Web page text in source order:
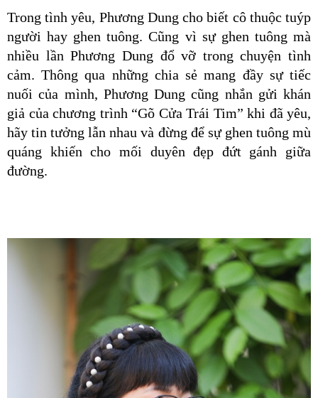
Trong tình yêu, Phương Dung cho biết cô thuộc tuýp
người hay ghen tuông. Cũng vì sự ghen tuông mà
nhiều lần Phương Dung đổ vỡ trong chuyện tình
cảm. Thông qua những chia sẻ mang đầy sự tiếc
nuối của mình, Phương Dung cũng nhắn gửi khán
giả của chương trình “Gõ Cửa Trái Tim” khi đã yêu,
hãy tin tưởng lẫn nhau và đừng để sự ghen tuông mù
quáng khiến cho mối duyên đẹp đứt gánh giữa
đường.